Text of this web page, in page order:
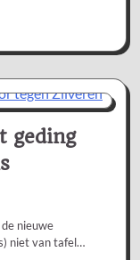
geding
nieuwe
niet van tafel…